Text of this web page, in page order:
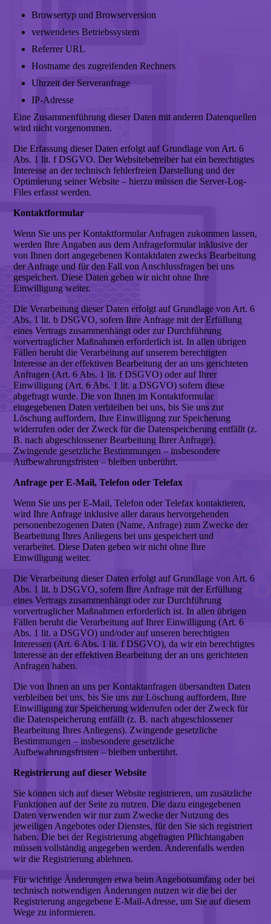
Browsertyp und Browserversion
verwendetes Betriebssystem
Referrer URL
Hostname des zugreifenden Rechners
Uhrzeit der Serveranfrage
IP-Adresse
Eine Zusammenführung dieser Daten mit anderen Datenquellen
wird nicht vorgenommen.
Die Erfassung dieser Daten erfolgt auf Grundlage von Art. 6
Abs. 1 lit. f DSGVO. Der Websitebetreiber hat ein berechtigtes
Interesse an der technisch fehlerfreien Darstellung und der
Optimierung seiner Website – hierzu müssen die Server-Log-
Files erfasst werden.
Kontaktformular
Wenn Sie uns per Kontaktformular Anfragen zukommen lassen,
werden Ihre Angaben aus dem Anfrageformular inklusive der
von Ihnen dort angegebenen Kontaktdaten zwecks Bearbeitung
der Anfrage und für den Fall von Anschlussfragen bei uns
gespeichert. Diese Daten geben wir nicht ohne Ihre
Einwilligung weiter.
Die Verarbeitung dieser Daten erfolgt auf Grundlage von Art. 6
Abs. 1 lit. b DSGVO, sofern Ihre Anfrage mit der Erfüllung
eines Vertrags zusammenhängt oder zur Durchführung
vorvertraglicher Maßnahmen erforderlich ist. In allen übrigen
Fällen beruht die Verarbeitung auf unserem berechtigten
Interesse an der effektiven Bearbeitung der an uns gerichteten
Anfragen (Art. 6 Abs. 1 lit. f DSGVO) oder auf Ihrer
Einwilligung (Art. 6 Abs. 1 lit. a DSGVO) sofern diese
abgefragt wurde. Die von Ihnen im Kontaktformular
eingegebenen Daten verbleiben bei uns, bis Sie uns zur
Löschung auffordern, Ihre Einwilligung zur Speicherung
widerrufen oder der Zweck für die Datenspeicherung entfällt (z.
B. nach abgeschlossener Bearbeitung Ihrer Anfrage).
Zwingende gesetzliche Bestimmungen – insbesondere
Aufbewahrungsfristen – bleiben unberührt.
Anfrage per E-Mail, Telefon oder Telefax
Wenn Sie uns per E-Mail, Telefon oder Telefax kontaktieren,
wird Ihre Anfrage inklusive aller daraus hervorgehenden
personenbezogenen Daten (Name, Anfrage) zum Zwecke der
Bearbeitung Ihres Anliegens bei uns gespeichert und
verarbeitet. Diese Daten geben wir nicht ohne Ihre
Einwilligung weiter.
Die Verarbeitung dieser Daten erfolgt auf Grundlage von Art. 6
Abs. 1 lit. b DSGVO, sofern Ihre Anfrage mit der Erfüllung
eines Vertrags zusammenhängt oder zur Durchführung
vorvertraglicher Maßnahmen erforderlich ist. In allen übrigen
Fällen beruht die Verarbeitung auf Ihrer Einwilligung (Art. 6
Abs. 1 lit. a DSGVO) und/oder auf unseren berechtigten
Interessen (Art. 6 Abs. 1 lit. f DSGVO), da wir ein berechtigtes
Interesse an der effektiven Bearbeitung der an uns gerichteten
Anfragen haben.
Die von Ihnen an uns per Kontaktanfragen übersandten Daten
verbleiben bei uns, bis Sie uns zur Löschung auffordern, Ihre
Einwilligung zur Speicherung widerrufen oder der Zweck für
die Datenspeicherung entfällt (z. B. nach abgeschlossener
Bearbeitung Ihres Anliegens). Zwingende gesetzliche
Bestimmungen – insbesondere gesetzliche
Aufbewahrungsfristen – bleiben unberührt.
Registrierung auf dieser Website
Sie können sich auf dieser Website registrieren, um zusätzliche
Funktionen auf der Seite zu nutzen. Die dazu eingegebenen
Daten verwenden wir nur zum Zwecke der Nutzung des
jeweiligen Angebotes oder Dienstes, für den Sie sich registriert
haben. Die bei der Registrierung abgefragten Pflichtangaben
müssen vollständig angegeben werden. Anderenfalls werden
wir die Registrierung ablehnen.
Für wichtige Änderungen etwa beim Angebotsumfang oder bei
technisch notwendigen Änderungen nutzen wir die bei der
Registrierung angegebene E-Mail-Adresse, um Sie auf diesem
Wege zu informieren.